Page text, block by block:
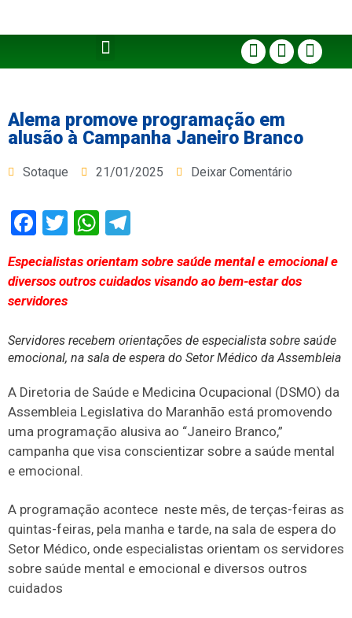
Alema promove programação em
alusão à Campanha Janeiro Branco
Sotaque 21/01/2025 Deixar Comentário
Facebook
TwitterWhatsApp
Especialistas orientam sobre saúde mental e emocional e
diversos outros cuidados visando ao bem-estar dos
servidores
Servidores recebem orientações de especialista sobre saúde
emocional, na sala de espera do Setor Médico da Assembleia
A Diretoria de Saúde e Medicina Ocupacional (DSMO) da
Assembleia Legislativa do Maranhão está promovendo
uma programação alusiva ao “Janeiro Branco,”
campanha que visa conscientizar sobre a saúde mental
e emocional.
A programação acontece neste mês, de terças-feiras as
quintas-feiras, pela manha e tarde, na sala de espera do
Setor Médico, onde especialistas orientam os servidores
sobre saúde mental e emocional e diversos outros
cuidados